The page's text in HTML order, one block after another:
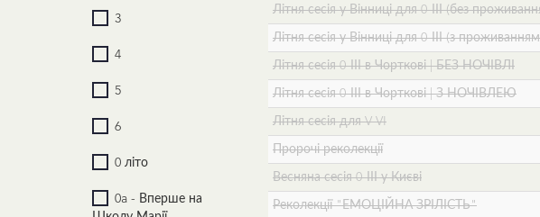
3
4
5
6
0 літо
0a - Вперше на
Літня сесія у Вінниці для 0-ІІІ (без
Літня сесія у Вінниці для 0-ІІІ (з
Літня сесія 0-ІІІ в Чорткові | БЕЗ НОЧІВЛІ
Літня сесія 0-ІІІ в Чорткові | З НОЧІВЛЕЮ
Літня сесія для V-VI
Пророчі реколекції
Весняна сесія 0-ІІІ у Києві
Реколекції "ЕМОЦІЙНА ЗРІЛІСТЬ"